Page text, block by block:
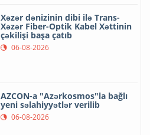
Xəzər dənizinin dibi ilə Trans-
Xəzər Fiber-Optik Kabel Xəttinin
çəkilişi başa çatıb
06-08-2026
AZCON-a "Azərkosmos"la bağlı
yeni səlahiyyətlər verilib
06-08-2026